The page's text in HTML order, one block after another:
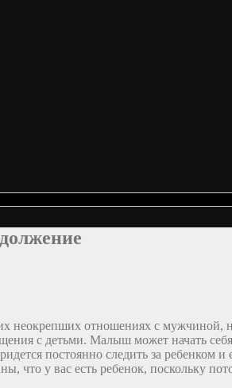
неокрепших отношениях с
с детьми. Малыш может начать
постоянно следить за ребенком
у вас есть ребенок, поскольку